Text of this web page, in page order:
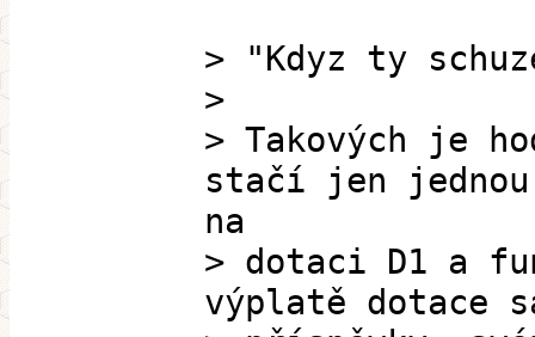
> "Kdyz ty
>
> Takových je
stačí jen
na
> dotaci D1 a
výplatě dotace